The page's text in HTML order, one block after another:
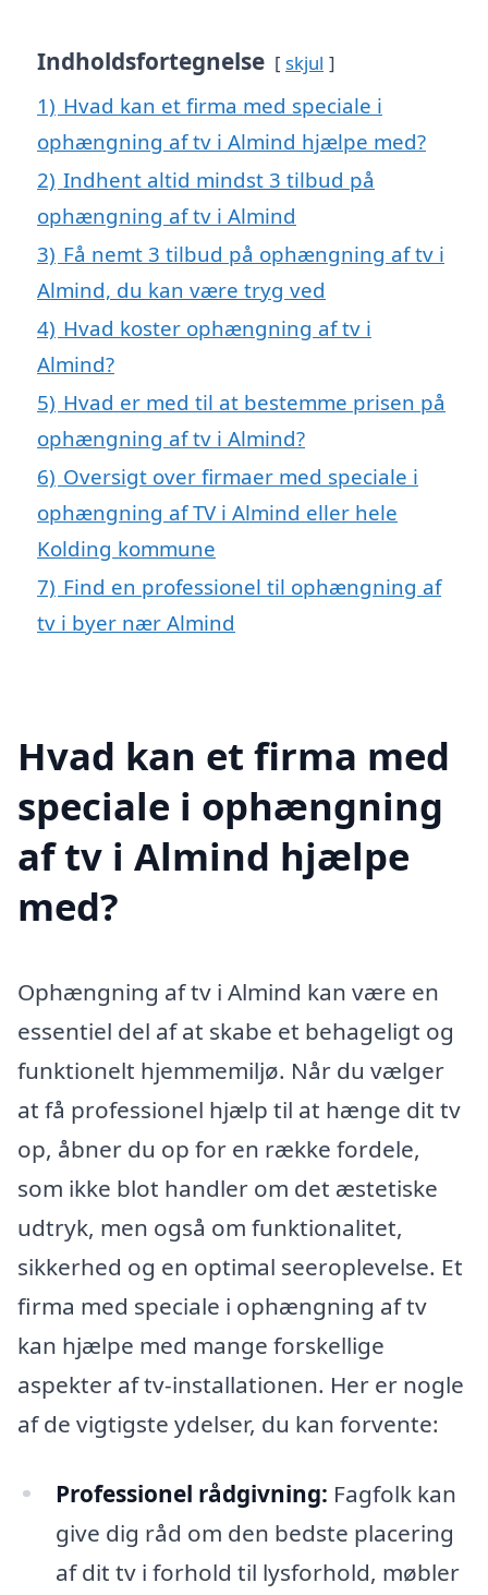
Indholdsfortegnelse skjul
1) Hvad kan et firma med speciale i
ophængning af tv i Almind hjælpe med?
2) Indhent altid mindst 3 tilbud på
ophængning af tv i Almind
3) Få nemt 3 tilbud på ophængning af tv i
Almind, du kan være tryg ved
4) Hvad koster ophængning af tv i
Almind?
5) Hvad er med til at bestemme prisen på
ophængning af tv i Almind?
6) Oversigt over firmaer med speciale i
ophængning af TV i Almind eller hele
Kolding kommune
7) Find en professionel til ophængning af
tv i byer nær Almind
Hvad kan et firma med
speciale i ophængning
af tv i Almind hjælpe
med?
Ophængning af tv i Almind kan være en
essentiel del af at skabe et behageligt og
funktionelt hjemmemiljø. Når du vælger
at få professionel hjælp til at hænge dit tv
op, åbner du op for en række fordele,
som ikke blot handler om det æstetiske
udtryk, men også om funktionalitet,
sikkerhed og en optimal seeroplevelse. Et
firma med speciale i ophængning af tv
kan hjælpe med mange forskellige
aspekter af tv-installationen. Her er nogle
af de vigtigste ydelser, du kan forvente:
Professionel rådgivning: Fagfolk kan
give dig råd om den bedste placering
af dit tv i forhold til lysforhold, møbler